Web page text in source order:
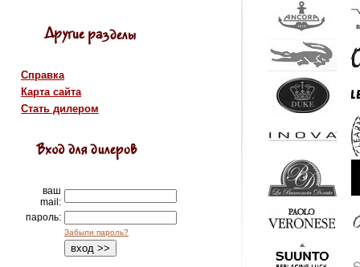
Справка
Карта сайта
Стать дилером
ваш
mail:
пароль:
Забыли пароль?